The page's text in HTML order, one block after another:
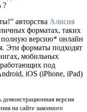
?
авторства Алисия
форматах, таких
полную версию* онлайн
Эти форматы подходят
мобильных
под
iOS (iPhone, iPad)
версия
на сайте законного